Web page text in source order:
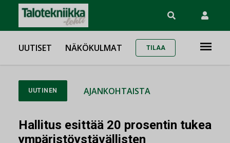
UUTISET NÄKÖKULMAT TILAA
UUTINEN AJANKOHTAISTA
Hallitus esittää 20 prosentin tukea
ympäristöystävällisten